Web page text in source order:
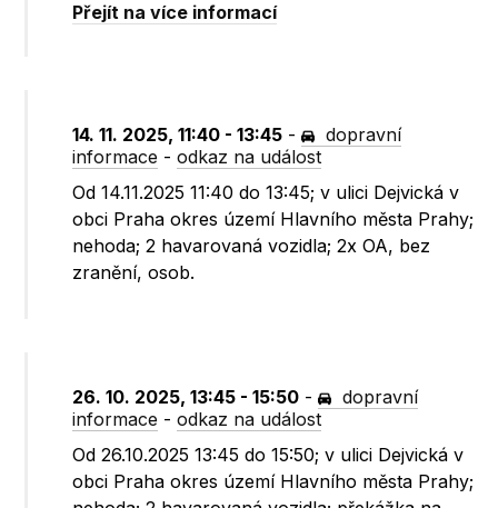
Přejít na více informací
14. 11. 2025, 11:40 - 13:45 -
dopravní
informace -odkaz na událost
Od 14.11.2025 11:40 do 13:45; v ulici Dejvická v
obci Praha okres území Hlavního města Prahy;
nehoda; 2 havarovaná vozidla; 2x OA, bez
zranění, osob.
26. 10. 2025, 13:45 - 15:50 -
dopravní
informace -odkaz na událost
Od 26.10.2025 13:45 do 15:50; v ulici Dejvická v
obci Praha okres území Hlavního města Prahy;